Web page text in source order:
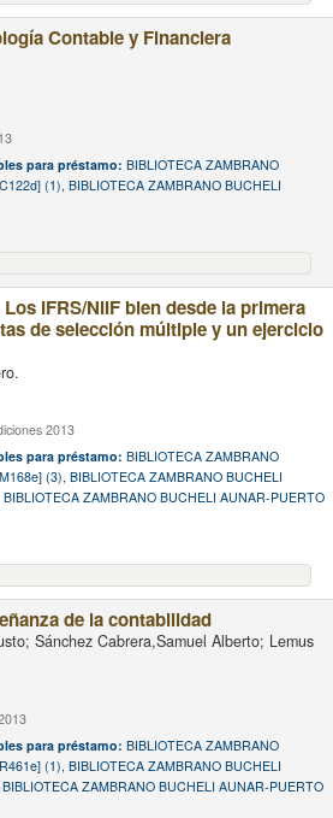
Contable y Financiera
para préstamo:BIBLIOTECA ZAMBRANO
(1), BIBLIOTECA ZAMBRANO BUCHELI
IFRS/NIIF bien desde la primera
de selección múltiple y un ejercicio
2013
para préstamo:BIBLIOTECA ZAMBRANO
(3), BIBLIOTECA ZAMBRANO BUCHELI
ZAMBRANO BUCHELI AUNAR-PUERTO
de la contabilidad
Sánchez Cabrera,Samuel Alberto; Lemus
para préstamo:BIBLIOTECA ZAMBRANO
(1), BIBLIOTECA ZAMBRANO BUCHELI
ZAMBRANO BUCHELI AUNAR-PUERTO